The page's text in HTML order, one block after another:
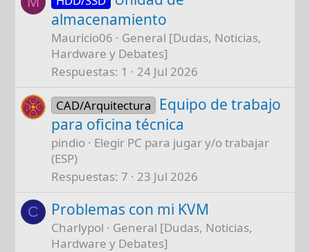
almacenamiento
Mauricio06
General [Dudas, Noticias,
Hardware y Debates]
Respuestas 1 24 Jul 2026
CAD/Arquitectura
Equipo de trabajo
para oficina técnica
pindio
Elegir PC para jugar y/o trabajar
(ESP)
Respuestas 7 23 Jul 2026
C Problemas con mi KVM
Charlypol
General [Dudas, Noticias,
Hardware y Debates]